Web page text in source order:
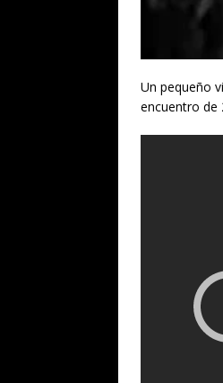
Un pequeño
encuentro de